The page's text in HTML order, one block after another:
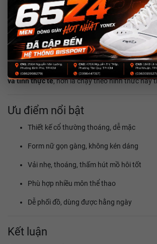
Người chơi pickleball, tennis
Học sinh, sinh viên
Người cần áo thể thaodễ mặc – thoáng
Đặc biệt phù hợp với những người
ưu tiên
và tính thực tế, hơn là chạy theo hình thức hay
Ưu điểm nổi bật
Thiết kế cổ thường thoáng, dễ mặc
Form nữ gọn gàng, không kén dáng
Vải nhẹ, thoáng, thấm hút mồ hôi tốt
Phù hợp nhiều môn thể thao
Dễ phối đồ, dùng được hằng ngày
Kết luận